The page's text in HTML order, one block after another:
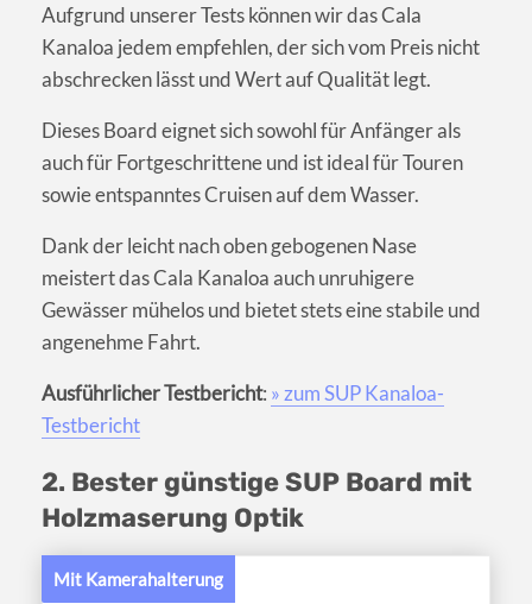
Aufgrund unserer Tests können wir das Cala
Kanaloa jedem empfehlen, der sich vom Preis nicht
abschrecken lässt und Wert auf Qualität legt.
Dieses Board eignet sich sowohl für Anfänger als
auch für Fortgeschrittene und ist ideal für Touren
sowie entspanntes Cruisen auf dem Wasser.
Dank der leicht nach oben gebogenen Nase
meistert das Cala Kanaloa auch unruhigere
Gewässer mühelos und bietet stets eine stabile und
angenehme Fahrt.
Ausführlicher Testbericht: » zum SUP Kanaloa-
Testbericht
2. Bester günstige SUP Board mit
Holzmaserung Optik
Mit Kamerahalterung